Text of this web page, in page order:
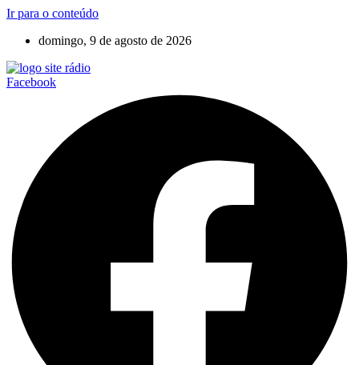
Ir para o conteúdo
domingo, 9 de agosto de 2026
Facebook